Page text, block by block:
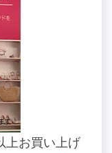
上お買い上げ